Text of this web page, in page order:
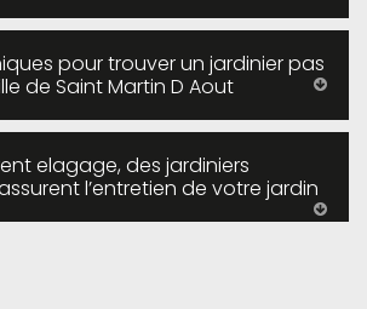
pour trouver un jardinier pas
de Saint Martin D Aout
elagage, des jardiniers
l’entretien de votre jardin